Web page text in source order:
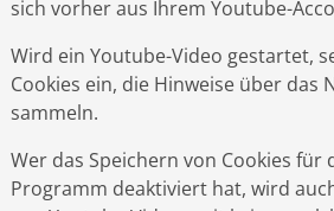
sich vorher aus Ihrem Youtube-
Wird ein Youtube-Video gestartet,
Cookies ein, die Hinweise über das
sammeln.
Wer das Speichern von Cookies für
Programm deaktiviert hat, wird